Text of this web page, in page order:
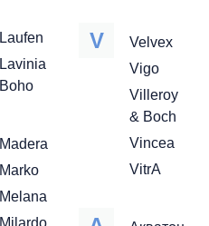
Laufen
Lavinia
Boho
Madera
Marko
Melana
Milardo
V
Velvex
Vigo
Villeroy
& Boch
Vincea
VitrA